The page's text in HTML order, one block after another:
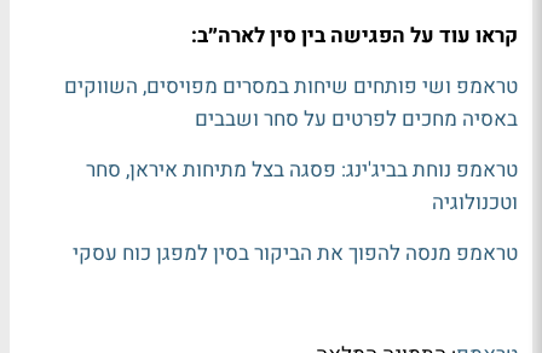
קראו עוד על הפגישה בין סין לארה״ב:
טראמפ ושי פותחים שיחות במסרים מפויסים, השווקים
באסיה מחכים לפרטים על סחר ושבבים
טראמפ נוחת בביג'ינג: פסגה בצל מתיחות איראן, סחר
וטכנולוגיה
טראמפ מנסה להפוך את הביקור בסין למפגן כוח עסקי